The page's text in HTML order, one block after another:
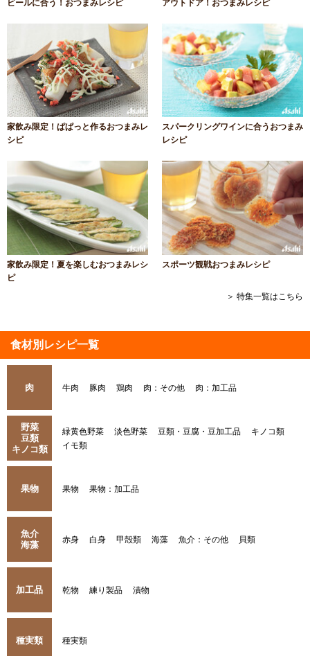
ビールに合う！おつまみレシピ アウトドア！おつまみレシピ
家飲み限定！ぱぱっと作るおつまみレ
シピ
スパークリングワインに合うおつまみ
レシピ
家飲み限定！夏を楽しむおつまみレシ
ピ
スポーツ観戦おつまみレシピ
＞ 特集一覧はこちら
食材別レシピ一覧
肉 牛肉 豚肉 鶏肉 肉：その他 肉：加工品
野菜
豆類
キノコ類
緑黄色野菜 淡色野菜 豆類・豆腐・豆加工品
キノコ類
イモ類
果物 果物 果物：加工品
魚介
海藻
赤身 白身 甲殻類 海藻 魚介：その他 貝類
加工品 乾物 練り製品 漬物
種実類 種実類